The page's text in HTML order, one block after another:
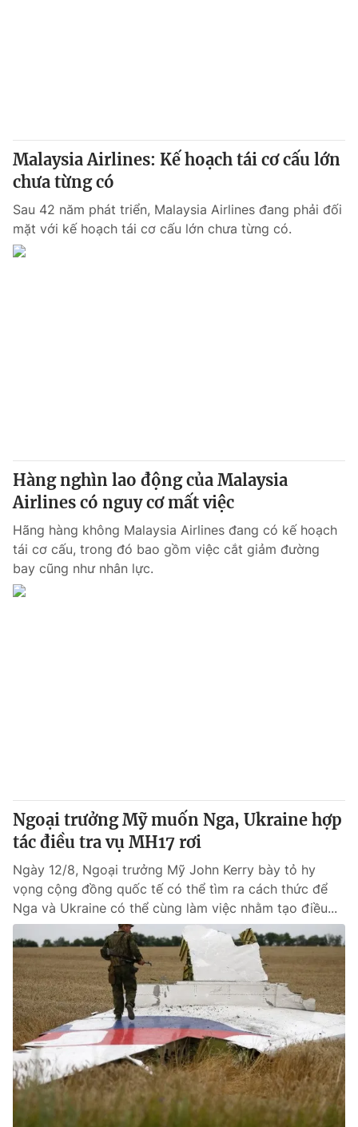
Malaysia Airlines: Kế hoạch tái cơ cấu lớn
chưa từng có
Sau 42 năm phát triển, Malaysia Airlines đang phải đối
mặt với kế hoạch tái cơ cấu lớn chưa từng có.
Hàng nghìn lao động của Malaysia
Airlines có nguy cơ mất việc
Hãng hàng không Malaysia Airlines đang có kế hoạch
tái cơ cấu, trong đó bao gồm việc cắt giảm đường
bay cũng như nhân lực.
Ngoại trưởng Mỹ muốn Nga, Ukraine hợp
tác điều tra vụ MH17 rơi
Ngày 12/8, Ngoại trưởng Mỹ John Kerry bày tỏ hy
vọng cộng đồng quốc tế có thể tìm ra cách thức để
Nga và Ukraine có thể cùng làm việc nhằm tạo điều...